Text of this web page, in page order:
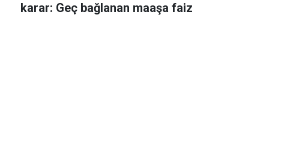
karar: Geç bağlanan maaşa faiz